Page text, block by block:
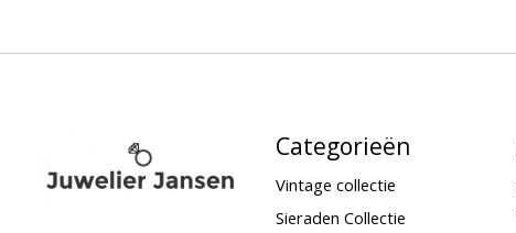
Categorieën
Vintage collectie
Sieraden Collectie